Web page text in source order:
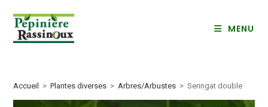
content
MENU
Accueil > Plantes diverses > Arbres/Arbustes > Seringat double